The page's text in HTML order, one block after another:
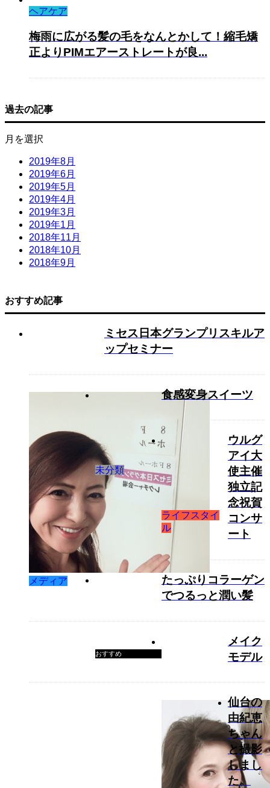
ヘアケア
梅雨に広がる髪の毛をなんとかして！縮毛矯
正よりPIMエアーストレートが良...
過去の記事
月を選択
2019年8月
2019年6月
2019年5月
2019年4月
2019年3月
2019年1月
2018年11月
2018年10月
2018年9月
おすすめ記事
メディア
ミセス日本グランプリスキルア
ップセミナー
未分類
食感変身スイーツ
ライフスタイ
ル
ウルグ
アイ大
使主催
独立記
念祝賀
コンサ
ート
おすすめ
たっぷりコラーゲン
でつるっと潤い髪
メイク
モデル
仙台の
由紀恵
ちゃん
と撮影
しまし
た。